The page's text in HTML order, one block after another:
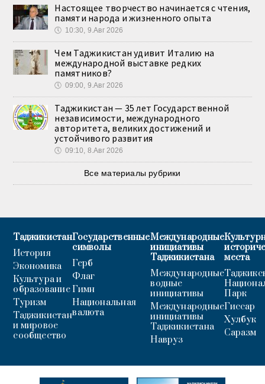
Настоящее творчество начинается с чтения,
памяти народа и жизненного опыта
🕔 10:30, 9.Авг 2026
Чем Таджикистан удивит Италию на
международной выставке редких
памятников?
🕔 09:00, 9.Авг 2026
Таджикистан — 35 лет Государственной
независимости, международного
авторитета, великих достижений и
устойчивого развития
🕔 09:10, 8.Авг 2026
Все материалы рубрики
Таджикистан
История
Экономика
Культура и
образование
Туризм
Таджикистан
и мировое
сообщество
Государственные
символы
Герб
Флаг
Гимн
Национальная
валюта
Международные
инициативы
Таджикистана
Международные
водные
инициативы
Международные
инициативы
Таджикистана
Навруз
места
Парк
Гиссар
Хулбук
Саразм